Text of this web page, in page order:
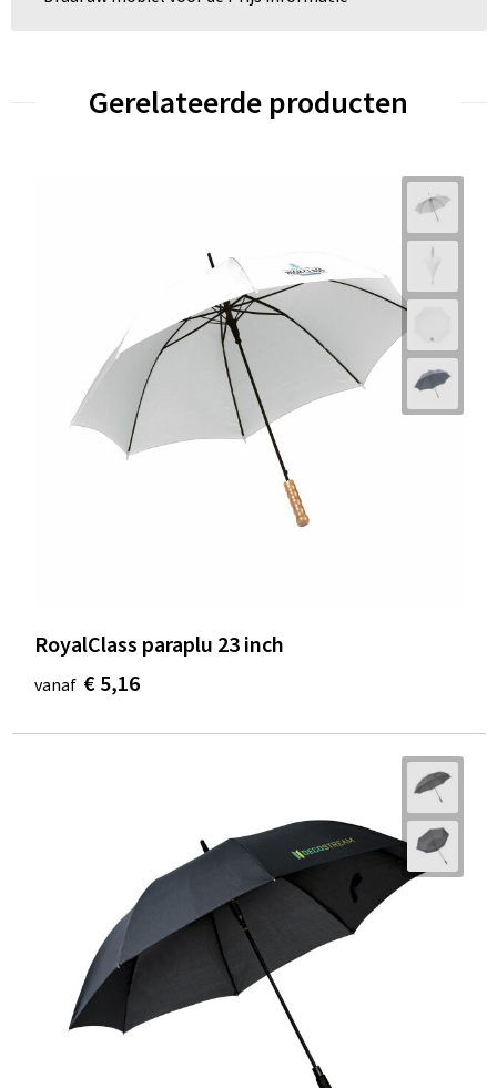
Gerelateerde producten
RoyalClass paraplu 23 inch
vanaf € 5,16